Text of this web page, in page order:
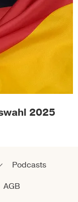
2025
Podcasts
AGB